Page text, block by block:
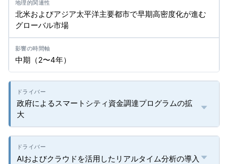
北米およびアジア太平洋主要都市で早期高密度化が進む
グローバル市場
中期（2〜4年）
政府によるスマートシティ資金調達プログラムの拡
大
AIおよびクラウドを活用したリアルタイム分析の導入